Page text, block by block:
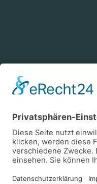
Zahlungsarten
Vorkasse Rechnung